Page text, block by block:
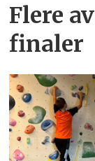
Flere
finaler